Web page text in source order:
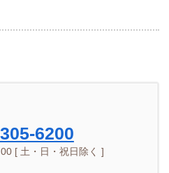
6200
[ 土・日・祝日除く ]